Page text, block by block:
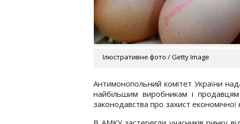
Ілюстративне фото / Getty Image
Антимонопольний комітет України
найбільшим виробникам і
законодавства про захист економічної